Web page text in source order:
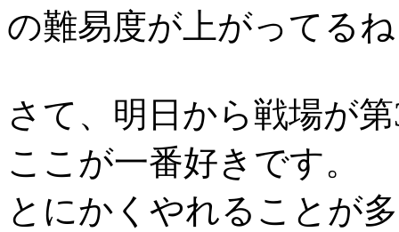
の難易度が上がってる
さて、明日から戦場が
ここが一番好きです。
とにかくやれることが